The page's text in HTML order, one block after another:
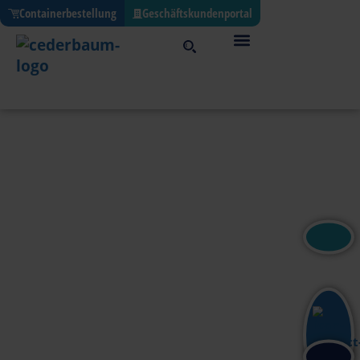
Containerbestellung Geschäftskundenportal